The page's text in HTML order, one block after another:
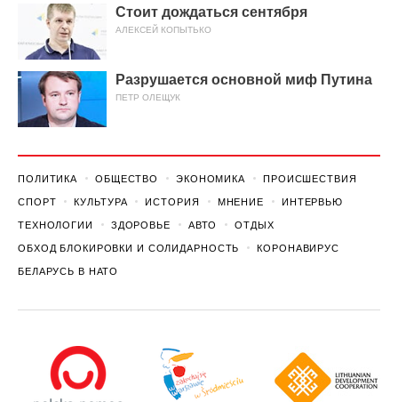
Стоит дождаться сентября
АЛЕКСЕЙ КОПЫТЬКО
Разрушается основной миф Путина
ПЕТР ОЛЕЩУК
ПОЛИТИКА ОБЩЕСТВО ЭКОНОМИКА ПРОИСШЕСТВИЯ
СПОРТ КУЛЬТУРА ИСТОРИЯ МНЕНИЕ ИНТЕРВЬЮ
ТЕХНОЛОГИИ ЗДОРОВЬЕ АВТО ОТДЫХ
ОБХОД БЛОКИРОВКИ И СОЛИДАРНОСТЬ КОРОНАВИРУС
БЕЛАРУСЬ В НАТО